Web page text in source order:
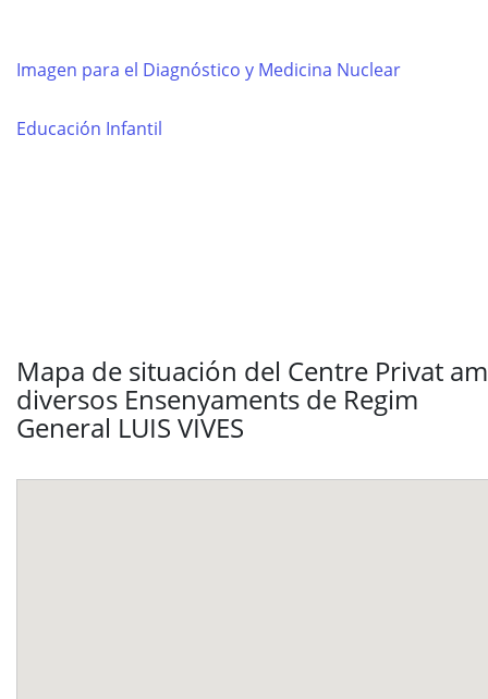
Imagen para el Diagnóstico y Medicina Nuclear
Educación Infantil
Mapa de situación del Centre Privat
diversos Ensenyaments de Regim
General LUIS VIVES